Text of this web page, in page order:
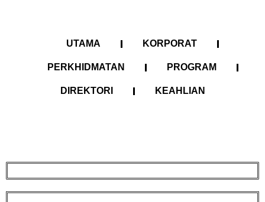
UTAMA KORPORAT
PERKHIDMATAN PROGRAM
DIREKTORI KEAHLIAN